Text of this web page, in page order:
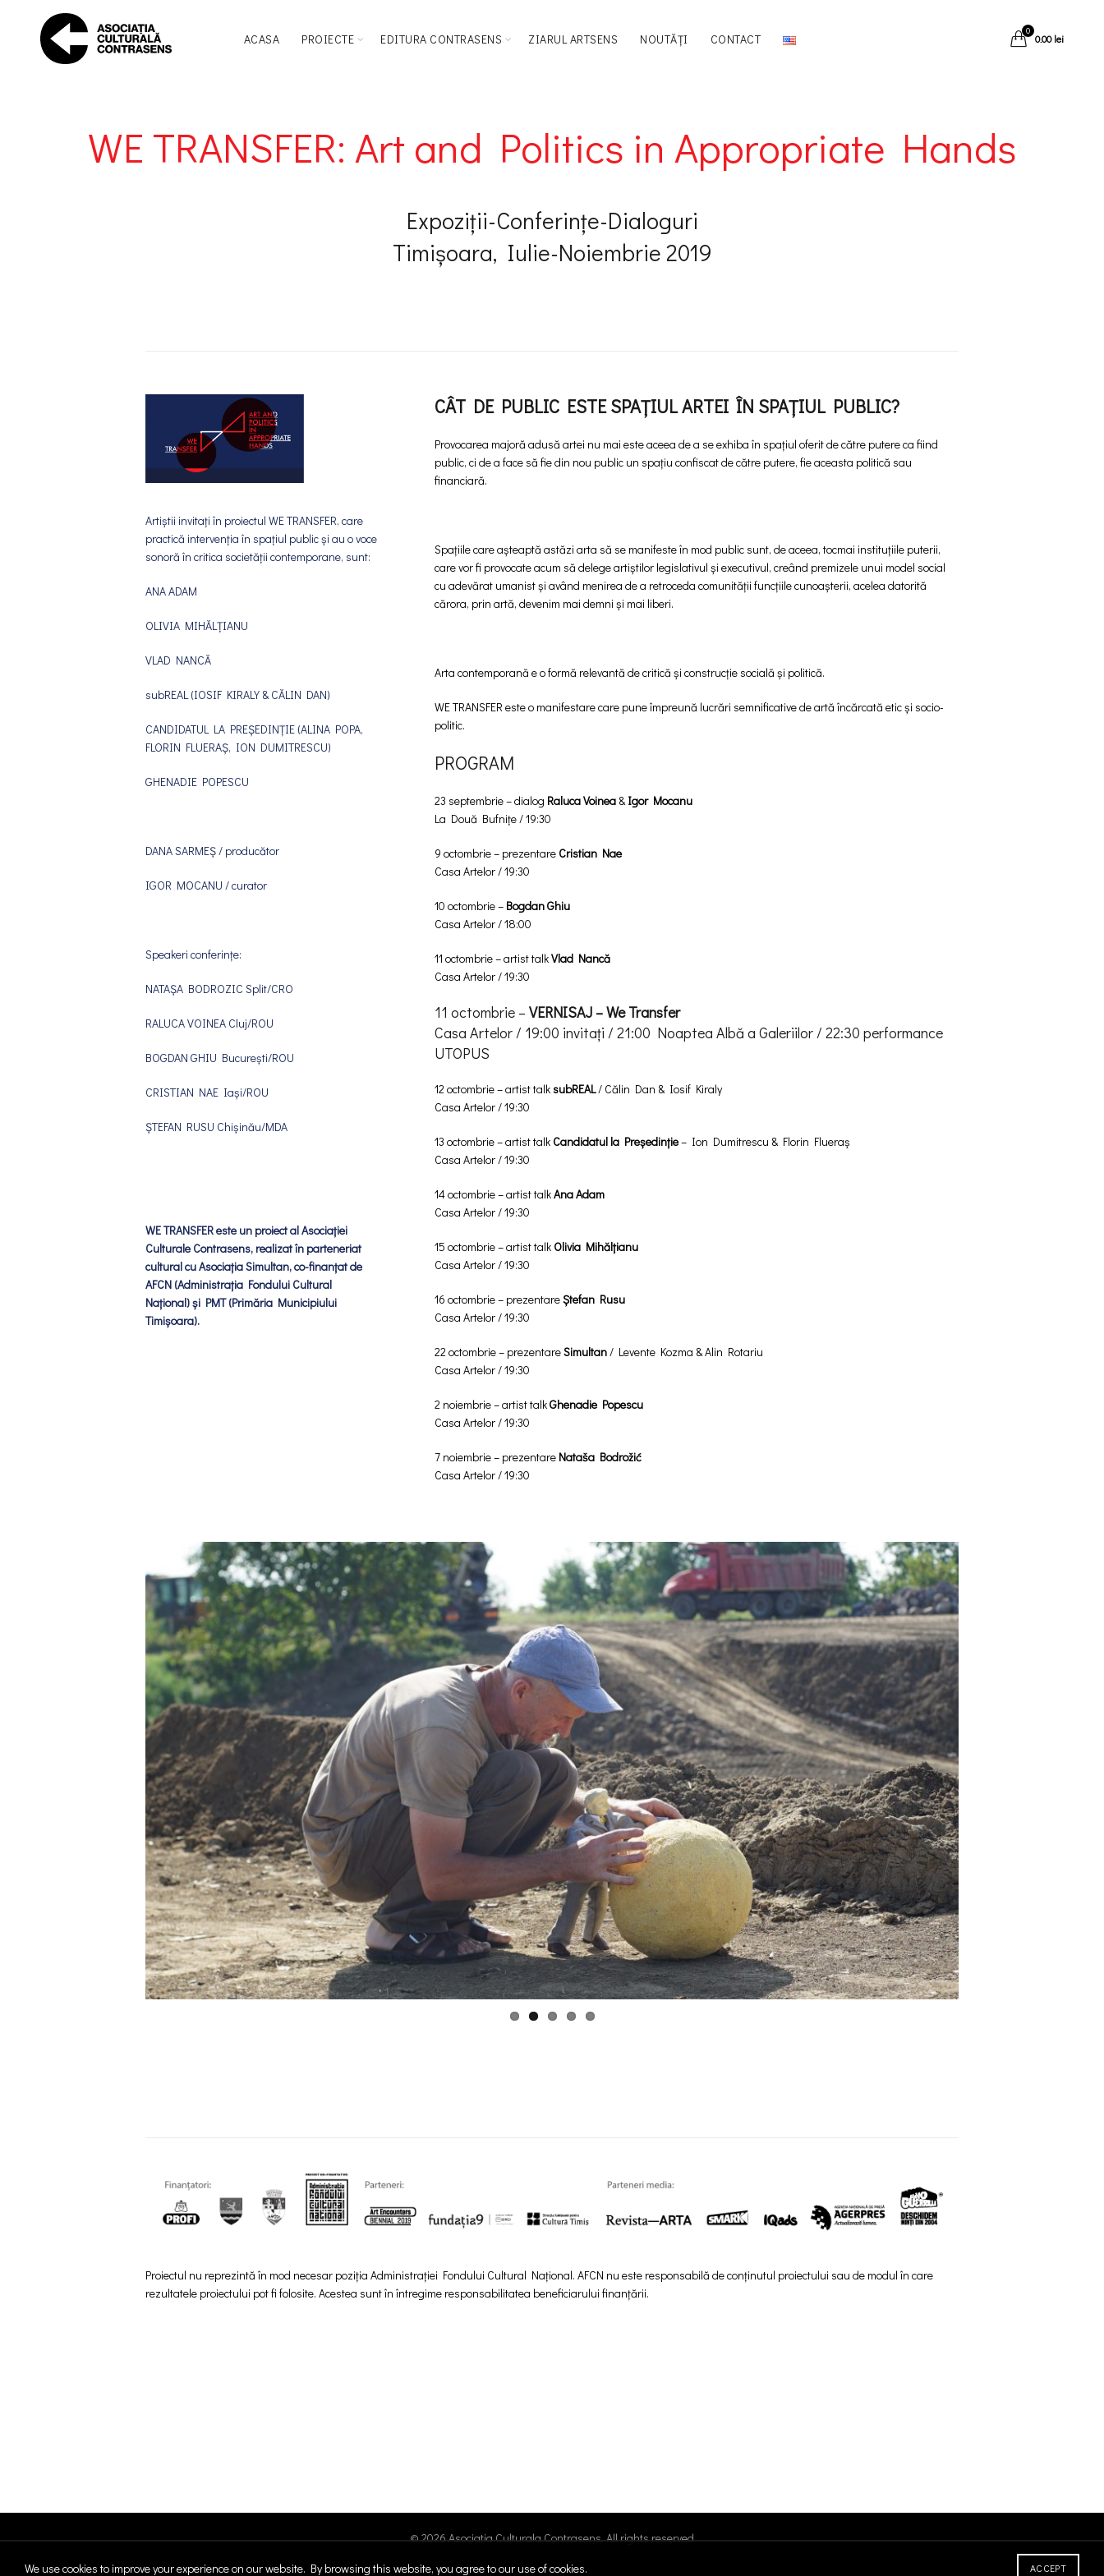
ACASA PROIECTE EDITURA CONTRASENS ZIARUL ARTSENS NOUTĂȚI CONTACT
0
0.00lei
WE TRANSFER: Art and Politics in Appropriate Hands
Expoziții-Conferințe-Dialoguri
Timișoara, Iulie-Noiembrie 2019
Artiștii invitați în proiectul WE TRANSFER, care
practică intervenția în spațiul public și au o voce
sonoră în critica societății contemporane, sunt:
ANA ADAM
OLIVIA MIHĂLȚIANU
VLAD NANCĂ
subREAL (IOSIF KIRALY & CĂLIN DAN)
CANDIDATUL LA PREȘEDINȚIE (ALINA POPA,
FLORIN FLUERAȘ, ION DUMITRESCU)
GHENADIE POPESCU
DANA SARMEȘ / producător
IGOR MOCANU / curator
Speakeri conferințe:
NATAȘA BODROZIC Split/CRO
RALUCA VOINEA Cluj/ROU
BOGDAN GHIU București/ROU
CRISTIAN NAE Iași/ROU
ȘTEFAN RUSU Chișinău/MDA
WE TRANSFER este un proiect al Asociației
Culturale Contrasens, realizat în parteneriat
cultural cu Asociația Simultan, co-finanțat de
AFCN (Administrația Fondului Cultural
Național) și PMT (Primăria Municipiului
Timișoara).
CÂT DE PUBLIC ESTE SPAȚIUL ARTEI ÎN SPAȚIUL PUBLIC?
Provocarea majoră adusă artei nu mai este aceea de a se exhiba în spațiul oferit de către putere ca fiind
public, ci de a face să fie din nou public un spațiu confiscat de către putere, fie aceasta politică sau
financiară.
Spațiile care așteaptă astăzi arta să se manifeste în mod public sunt, de aceea, tocmai instituțiile puterii,
care vor fi provocate acum să delege artiștilor legislativul și executivul, creând premizele unui model social
cu adevărat umanist și având menirea de a retroceda comunității funcțiile cunoașterii, acelea datorită
cărora, prin artă, devenim mai demni și mai liberi.
Arta contemporană e o formă relevantă de critică și construcție socială și politică.
WE TRANSFER este o manifestare care pune împreună lucrări semnificative de artă încărcată etic și socio-
politic.
PROGRAM
23 septembrie – dialog Raluca Voinea& Igor Mocanu
La Două Bufnițe / 19:30
9 octombrie – prezentare Cristian Nae
Casa Artelor / 19:30
10 octombrie – Bogdan Ghiu
Casa Artelor / 18:00
11 octombrie – artist talkVlad Nancă
Casa Artelor / 19:30
11 octombrie – VERNISAJ – We Transfer
Casa Artelor / 19:00 invitați / 21:00 Noaptea Albă a Galeriilor / 22:30 performance
UTOPUS
12 octombrie – artist talksubREAL/ Călin Dan & Iosif Kiraly
Casa Artelor / 19:30
13 octombrie – artist talk Candidatul la Președinție– Ion Dumitrescu & Florin Flueraș
Casa Artelor / 19:30
14 octombrie – artist talkAna Adam
Casa Artelor / 19:30
15 octombrie – artist talk Olivia Mihălțianu
Casa Artelor / 19:30
16 octombrie – prezentareȘtefan Rusu
Casa Artelor / 19:30
22 octombrie – prezentareSimultan/ Levente Kozma & Alin Rotariu
Casa Artelor / 19:30
2 noiembrie – artist talkGhenadie Popescu
Casa Artelor / 19:30
7 noiembrie – prezentare Nataša Bodrožić
Casa Artelor / 19:30
Proiectul nu reprezintă în mod necesar poziția Administrației Fondului Cultural Național. AFCN nu este responsabilă de conținutul proiectului sau de modul în care
rezultatele proiectului pot fi folosite. Acestea sunt în întregime responsabilitatea beneficiarului finanțării.
© 2026Asociatia Culturala Contrasens. All rights reserved
credit
We use cookies to improve your experience on our website. By browsing this website, you agree to our use of cookies. ACCEPT